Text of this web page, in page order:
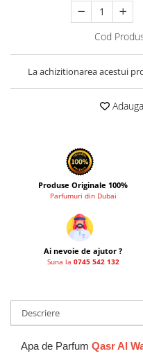
Cod
La achizitionarea acestui
Produse Originale 100%
Parfumuri din Dubai
Ai nevoie de ajutor ?
Suna la 0745 542 132
Descriere
Apa de Parfum Qasr Al